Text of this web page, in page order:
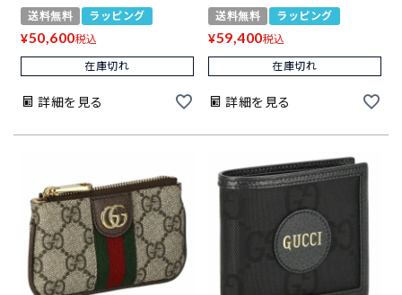
送料無料 ラッピング
¥50,600税込
在庫切れ
詳細を見る
送料無料 ラッピング
¥59,400税込
在庫切れ
詳細を見る